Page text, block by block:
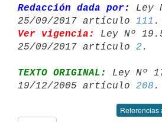
Redacción dada por:
Ley
25/09/2017 artículo 111
Ver vigencia:
Ley Nº
25/09/2017 artículo 2
TEXTO ORIGINAL:
Ley Nº
19/12/2005 artículo 208
Referencias